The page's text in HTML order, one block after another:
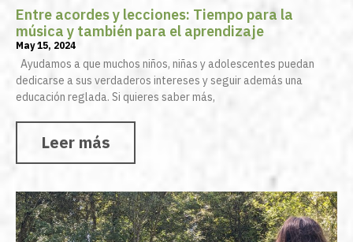
Entre acordes y lecciones: Tiempo para la
música y también para el aprendizaje
May 15, 2024
Ayudamos a que muchos niños, niñas y adolescentes puedan
dedicarse a sus verdaderos intereses y seguir además una
educación reglada. Si quieres saber más,
Leer más